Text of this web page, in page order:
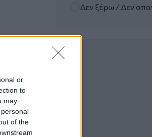
or
to
may
of the
Αντώνης Βουκλαρής -
05.08.2026 - 11:30
Η νέα εποχή στην
ασφαλιστικών
Δεν ξέρω / Δεν